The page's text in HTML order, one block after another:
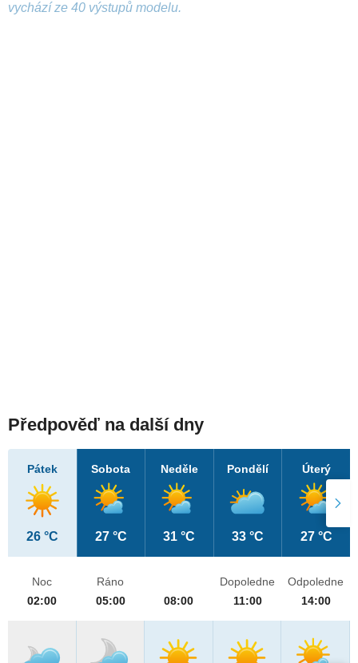
vychází ze 40 výstupů modelu.
Předpověď na další dny
Pátek
26 °C
Sobota
27 °C
Neděle
31 °C
Pondělí
33 °C
Úterý
27 °C
Noc
02:00
Ráno
05:00
08:00
Dopoledne
11:00
Odpoledne
14:00